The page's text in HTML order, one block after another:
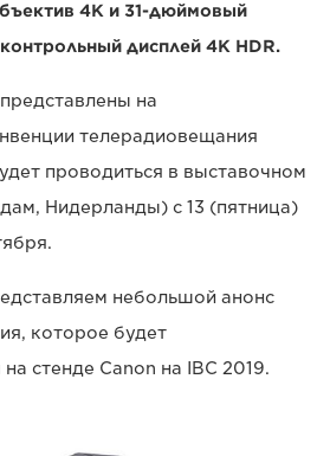
4K и 31-дюймовый
дисплей 4K HDR.
на
телерадиовещания
проводиться в выставочном
Нидерланды) с 13 (пятница)
небольшой анонс
которое будет
стенде Canon на IBC 2019.